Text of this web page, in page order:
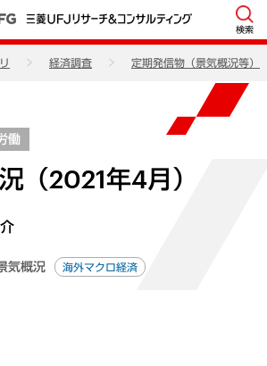
検索
経済調査 定期発信物（景気概況等）
働
（2021年4月）
気概況 海外マクロ経済